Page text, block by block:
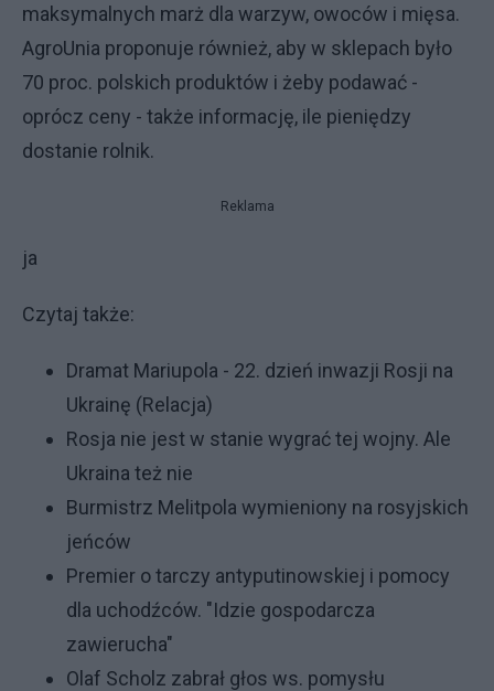
maksymalnych marż dla warzyw, owoców i mięsa.
AgroUnia proponuje również, aby w sklepach było
70 proc. polskich produktów i żeby podawać -
oprócz ceny - także informację, ile pieniędzy
dostanie rolnik.
Reklama
ja
Czytaj także:
Dramat Mariupola - 22. dzień inwazji Rosji na
Ukrainę (Relacja)
Rosja nie jest w stanie wygrać tej wojny. Ale
Ukraina też nie
Burmistrz Melitpola wymieniony na rosyjskich
jeńców
Premier o tarczy antyputinowskiej i pomocy
dla uchodźców. "Idzie gospodarcza
zawierucha"
Olaf Scholz zabrał głos ws. pomysłu